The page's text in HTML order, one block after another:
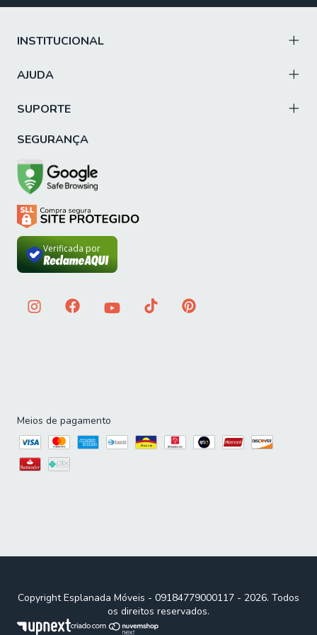
INSTITUCIONAL
AJUDA
SUPORTE
SEGURANÇA
Verificada por
Meios de pagamento
Copyright Esplanada Móveis - 09184779000117 - 2026. Todos
os direitos reservados.